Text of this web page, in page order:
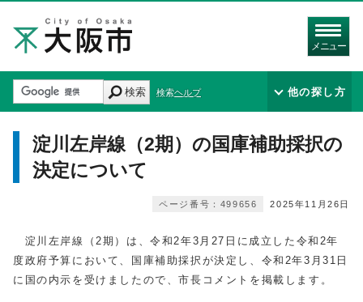
メニュー
検索 検索ヘルプ 他の探し方
淀川左岸線（2期）の国庫補助採択の
決定について
2025年11月26日
ページ番号：499656
淀川左岸線（2期）は、令和2年3月27日に成立した令和2年
度政府予算において、国庫補助採択が決定し、令和2年3月31日
に国の内示を受けましたので、市長コメントを掲載します。